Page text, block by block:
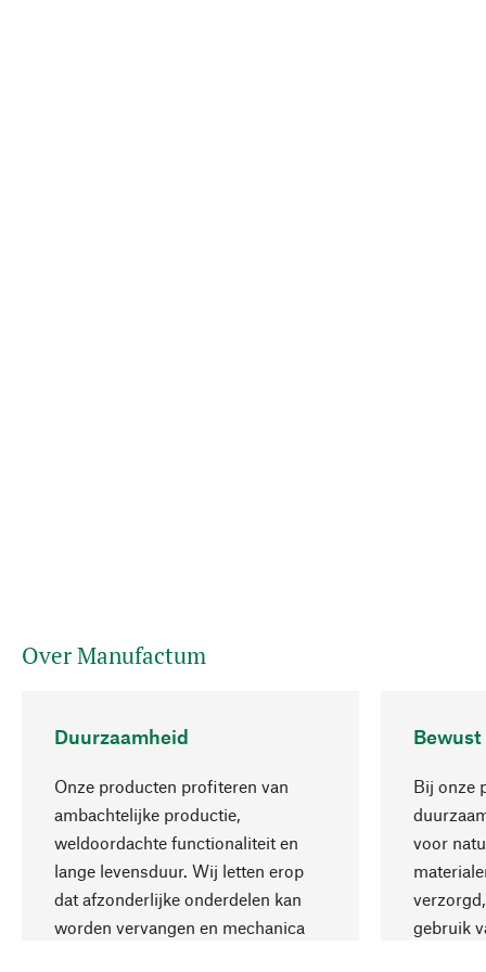
Over Manufactum
Duurzaamheid
Onze producten profiteren van
ambachtelijke productie,
weldoordachte functionaliteit en
lange levensduur. Wij letten erop
dat afzonderlijke onderdelen kan
worden vervangen en mechanica
Bewust
Bij onze
voor
gebruik